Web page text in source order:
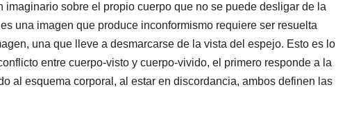
imaginario sobre el propio cuerpo que no se puede desligar de la
una imagen que produce inconformismo requiere ser resuelta
una que lleve a desmarcarse de la vista del espejo. Esto es lo
entre cuerpo-visto y cuerpo-vivido, el primero responde a la
al esquema corporal, al estar en discordancia, ambos definen las